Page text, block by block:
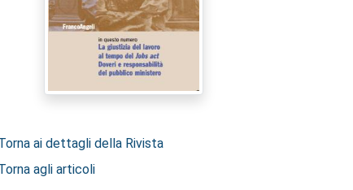
ai dettagli della Rivista
agli articoli